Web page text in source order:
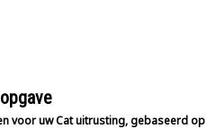
voor uw Cat uitrusting, gebaseerd op